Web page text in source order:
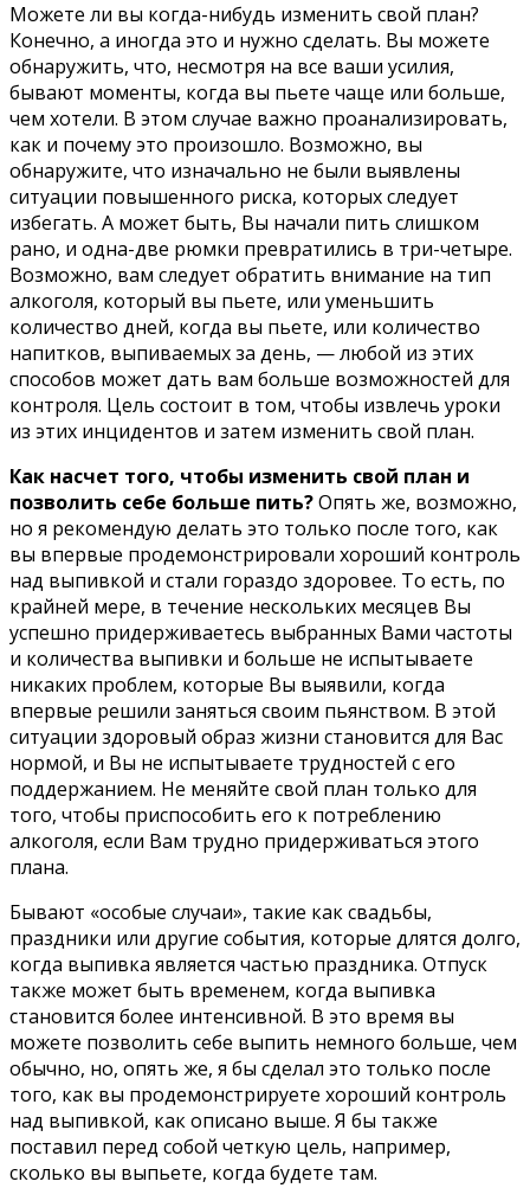
Можете ли вы когда-нибудь изменить свой план?
Конечно, а иногда это и нужно сделать. Вы можете
обнаружить, что, несмотря на все ваши усилия,
бывают моменты, когда вы пьете чаще или больше,
чем хотели. В этом случае важно проанализировать,
как и почему это произошло. Возможно, вы
обнаружите, что изначально не были выявлены
ситуации повышенного риска, которых следует
избегать. А может быть, Вы начали пить слишком
рано, и одна-две рюмки превратились в три-четыре.
Возможно, вам следует обратить внимание на тип
алкоголя, который вы пьете, или уменьшить
количество дней, когда вы пьете, или количество
напитков, выпиваемых за день, — любой из этих
способов может дать вам больше возможностей для
контроля. Цель состоит в том, чтобы извлечь уроки
из этих инцидентов и затем изменить свой план.
Как насчет того, чтобы изменить свой план и
позволить себе больше пить?Опять же, возможно,
но я рекомендую делать это только после того, как
вы впервые продемонстрировали хороший контроль
над выпивкой и стали гораздо здоровее. То есть, по
крайней мере, в течение нескольких месяцев Вы
успешно придерживаетесь выбранных Вами частоты
и количества выпивки и больше не испытываете
никаких проблем, которые Вы выявили, когда
впервые решили заняться своим пьянством. В этой
ситуации здоровый образ жизни становится для Вас
нормой, и Вы не испытываете трудностей с его
поддержанием. Не меняйте свой план только для
того, чтобы приспособить его к потреблению
алкоголя, если Вам трудно придерживаться этого
плана.
Бывают «особые случаи», такие как свадьбы,
праздники или другие события, которые длятся долго,
когда выпивка является частью праздника. Отпуск
также может быть временем, когда выпивка
становится более интенсивной. В это время вы
можете позволить себе выпить немного больше, чем
обычно, но, опять же, я бы сделал это только после
того, как вы продемонстрируете хороший контроль
над выпивкой, как описано выше. Я бы также
поставил перед собой четкую цель, например,
сколько вы выпьете, когда будете там.